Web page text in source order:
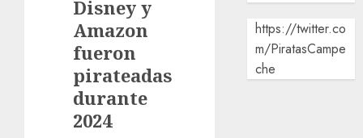
Disney y
Amazon
fueron
pirateadas
durante
2024
https://twitter.co
m/PiratasCampe
che